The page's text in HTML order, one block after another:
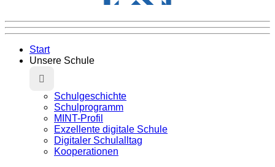
Start
Unsere Schule
Schulgeschichte
Schulprogramm
MINT-Profil
Exzellente digitale Schule
Digitaler Schulalltag
Kooperationen